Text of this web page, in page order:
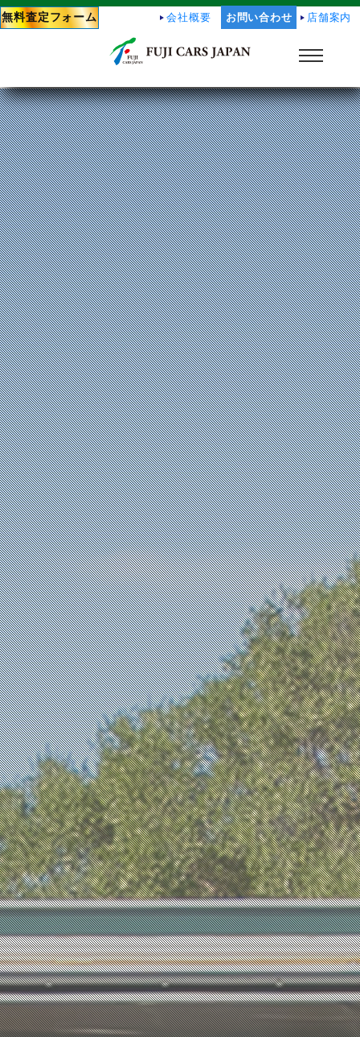
会社概要 お問い合わせ 店舗案内
無料査定フォーム